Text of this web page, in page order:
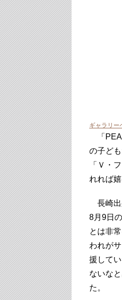
ギャラリー
「
の子ど
「Ｖ・
れれば
長崎出
8月9日
とは非
われが
援して
ないな
た。